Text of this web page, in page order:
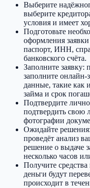
Выберите
выберите
условия и имеет
Подготовьте
оформления
паспорт, ИНН,
банковского счёта.
Заполните заявку:
заполните онлайн-
данные, такие как
займа и срок
Подтвердите
подтвердить свою
фотографии
Ожидайте
проведёт анализ
решение о выдаче
несколько часов
Получите средства
деньги будут
происходит в